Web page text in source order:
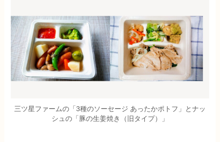
三ツ星ファームの「3種のソーセージ あったかポトフ」とナッ
シュの「豚の生姜焼き（旧タイプ）」